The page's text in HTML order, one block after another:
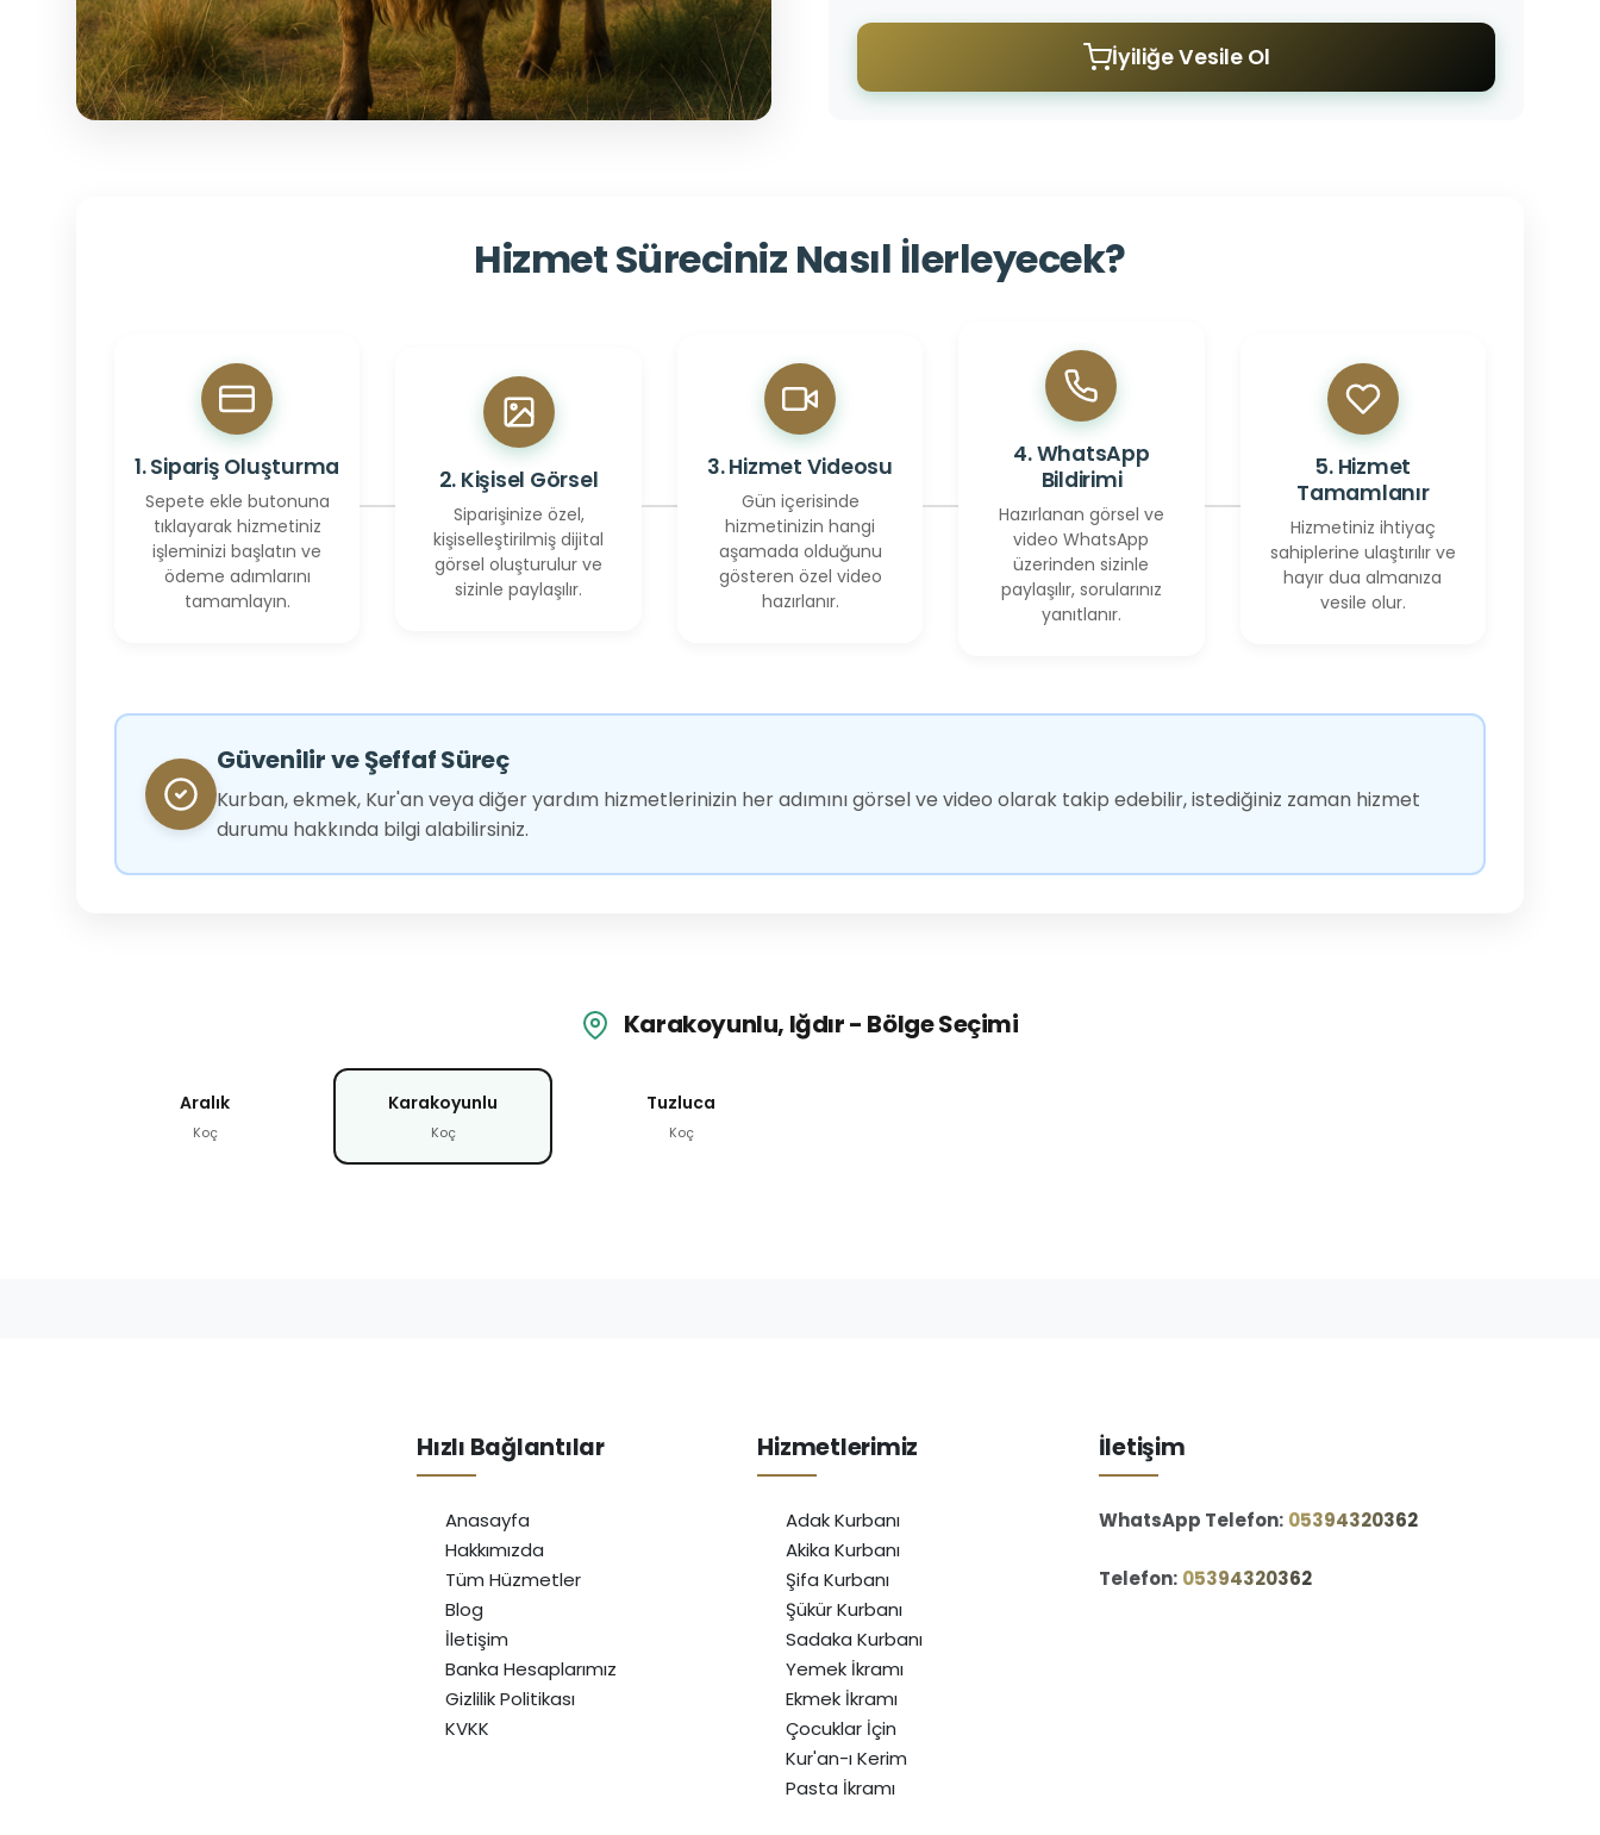
İyiliğe Vesile Ol
Hizmet Süreciniz Nasıl İlerleyecek?
1. Sipariş Oluşturma
Sepete ekle butonuna
tıklayarak hizmetiniz
işleminizi başlatın ve
ödeme adımlarını
tamamlayın.
2. Kişisel Görsel
Siparişinize özel,
kişiselleştirilmiş dijital
görsel oluşturulur ve
sizinle paylaşılır.
3. Hizmet Videosu
Gün içerisinde
hizmetinizin hangi
aşamada olduğunu
gösteren özel video
hazırlanır.
4. WhatsApp
Bildirimi
Hazırlanan görsel ve
video WhatsApp
üzerinden sizinle
paylaşılır, sorularınız
yanıtlanır.
5. Hizmet
Tamamlanır
Hizmetiniz ihtiyaç
sahiplerine ulaştırılır ve
hayır dua almanıza
vesile olur.
Güvenilir ve Şeffaf Süreç
Kurban, ekmek, Kur'an veya diğer yardım hizmetlerinizin her adımını görsel ve video olarak takip edebilir, istediğiniz zaman hizmet
durumu hakkında bilgi alabilirsiniz.
Karakoyunlu, Iğdır - Bölge Seçimi
Aralık
Koç
Karakoyunlu
Koç
Tuzluca
Koç
Hızlı Bağlantılar
Anasayfa
Hakkımızda
Tüm Hüzmetler
Blog
İletişim
Banka Hesaplarımız
Gizlilik Politikası
KVKK
Hizmetlerimiz
Adak Kurbanı
Akika Kurbanı
Şifa Kurbanı
Şükür Kurbanı
Sadaka Kurbanı
Yemek İkramı
Ekmek İkramı
Çocuklar İçin
Kur'an-ı Kerim
Pasta İkramı
İletişim
WhatsApp Telefon: ‪05394320362‬
Telefon: ‪05394320362‬